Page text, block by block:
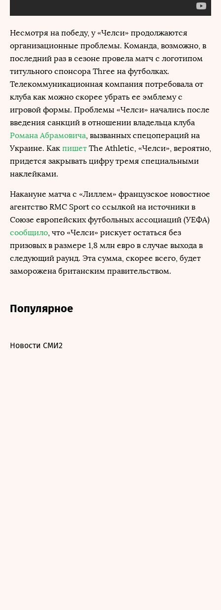
Несмотря на победу, у «Челси» продолжаются
организационные проблемы. Команда, возможно, в
последний раз в сезоне провела матч с логотипом
титульного спонсора Three на футболках.
Телекоммуникационная компания потребовала от
клуба как можно скорее убрать ее эмблему с
игровой формы. Проблемы «Челси» начались после
введения санкций в отношении владельца клуба
Романа Абрамовича, вызванных спецопераций на
Украине. Как пишет The Athletic, «Челси», вероятно,
придется закрывать цифру тремя специальными
наклейками.
Накануне матча с «Лиллем» французское новостное
агентство RMC Sport со ссылкой на источники в
Союзе европейских футбольных ассоциаций (УЕФА)
сообщило, что «Челси» рискует остаться без
призовых в размере 1,8 млн евро в случае выхода в
следующий раунд. Эта сумма, скорее всего, будет
заморожена британским правительством.
Популярное
Новости СМИ2